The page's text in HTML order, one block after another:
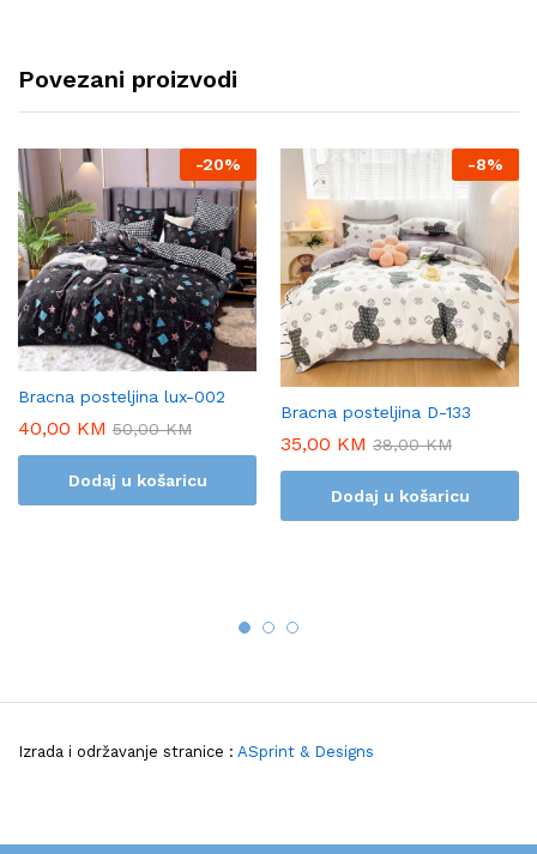
Povezani proizvodi
-20%
Bracna posteljina lux-002
40,00 KM 50,00KM
Dodaj u košaricu
-8%
Bracna posteljina D-133
35,00 KM 38,00KM
Dodaj u košaricu
Izrada i održavanje stranice : ASprint & Designs